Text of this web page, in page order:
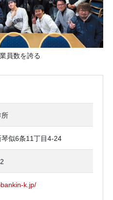
員数を誇る
似6条11丁目4-24
k.jp/